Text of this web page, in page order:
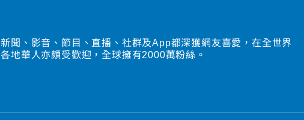
新聞、影音、節目、直播、社群及App都深獲網友喜愛，在全世界
各地華人亦頗受歡迎，全球擁有2000萬粉絲。